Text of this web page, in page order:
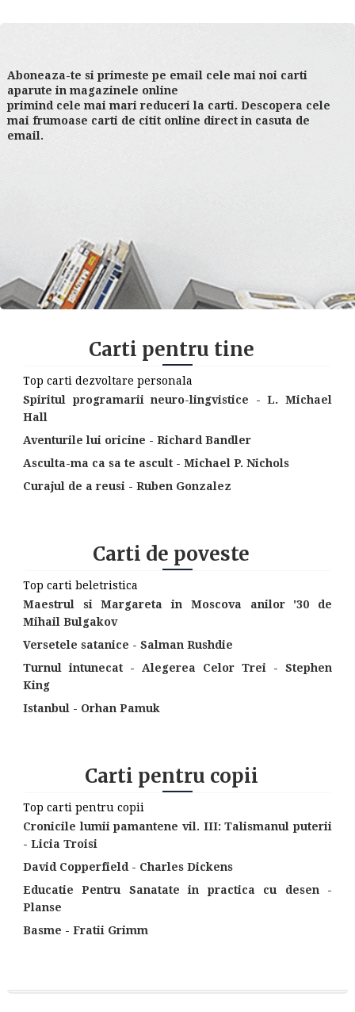
Aboneaza-te si primeste pe email cele mai noi carti
aparute in magazinele online
primind cele mai mari reduceri la carti. Descopera cele
mai frumoase carti de citit online direct in casuta de
email.
Carti pentru tine
Top carti dezvoltare personala
Spiritul programarii neuro-lingvistice - L. Michael
Hall
Aventurile lui oricine - Richard Bandler
Asculta-ma ca sa te ascult - Michael P. Nichols
Curajul de a reusi - Ruben Gonzalez
Carti de poveste
Top carti beletristica
Maestrul si Margareta in Moscova anilor '30 de
Mihail Bulgakov
Versetele satanice - Salman Rushdie
Turnul intunecat - Alegerea Celor Trei - Stephen
King
Istanbul - Orhan Pamuk
Carti pentru copii
Top carti pentru copii
Cronicile lumii pamantene vil. III: Talismanul puterii
- Licia Troisi
David Copperfield - Charles Dickens
Educatie Pentru Sanatate in practica cu desen -
Planse
Basme - Fratii Grimm